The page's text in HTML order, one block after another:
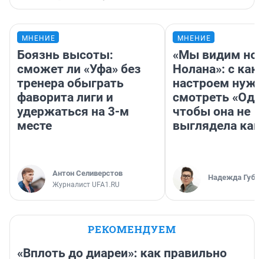
МНЕНИЕ
Боязнь высоты:
сможет ли «Уфа» без
тренера обыграть
фаворита лиги и
удержаться на 3-м
месте
Антон Селиверстов
Журналист UFA1.RU
МНЕНИЕ
«Мы видим
Нолана»: с
настроем
смотреть
чтобы она не
выглядела как
Надежда
РЕКОМЕНДУЕМ
«Вплоть до диареи»: как правильно